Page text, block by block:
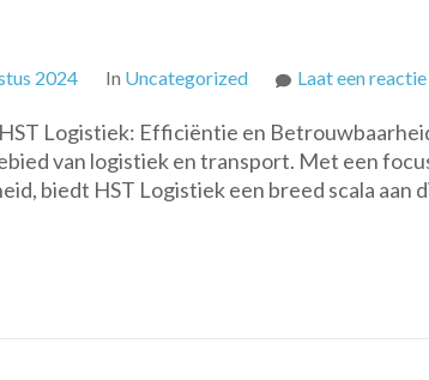
2024 In Uncategorized Laat een
Logistiek: Efficiëntie en
van logistiek en transport. Met een
biedt HST Logistiek een breed scala aan